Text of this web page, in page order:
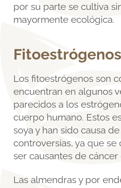
por su parte se cultiva
mayormente ecológica.
Fitoestrógenos
Los fitoestrógenos son
encuentran en algunos
parecidos a los
cuerpo humano. Estos
soya y han sido causa
controversias, ya que
ser causantes de
Las almendras y por